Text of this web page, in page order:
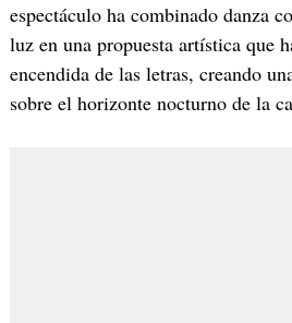
espectáculo ha combinado danza
luz en una propuesta artística que
encendida de las letras, creando
sobre el horizonte nocturno de la